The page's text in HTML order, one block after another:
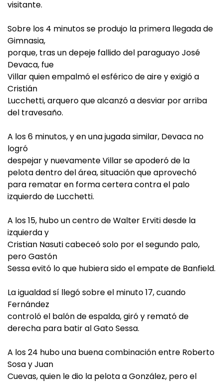
visitante.
Sobre los 4 minutos se produjo la primera llegada de
Gimnasia,
porque, tras un depeje fallido del paraguayo José
Devaca, fue
Villar quien empalmó el esférico de aire y exigió a
Cristián
Lucchetti, arquero que alcanzó a desviar por arriba
del travesaño.
A los 6 minutos, y en una jugada similar, Devaca no
logró
despejar y nuevamente Villar se apoderó de la
pelota dentro del área, situación que aprovechó
para rematar en forma certera contra el palo
izquierdo de Lucchetti.
A los 15, hubo un centro de Walter Erviti desde la
izquierda y
Cristian Nasuti cabeceó solo por el segundo palo,
pero Gastón
Sessa evitó lo que hubiera sido el empate de Banfield.
La igualdad sí llegó sobre el minuto 17, cuando
Fernández
controló el balón de espalda, giró y remató de
derecha para batir al Gato Sessa.
A los 24 hubo una buena combinación entre Roberto
Sosa y Juan
Cuevas, quien le dio la pelota a González, pero el